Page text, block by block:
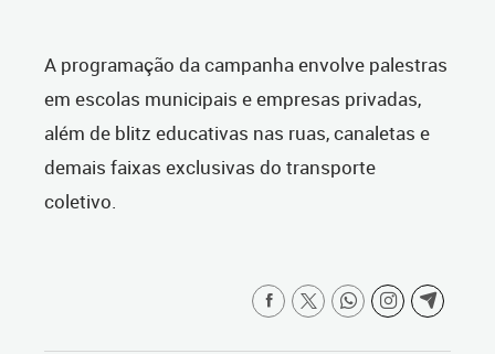
A programação da campanha envolve palestras
em escolas municipais e empresas privadas,
além de blitz educativas nas ruas, canaletas e
demais faixas exclusivas do transporte
coletivo.